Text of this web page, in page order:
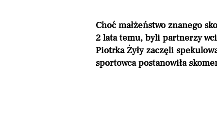
Choć małżeństwo znanego
2 lata temu, byli partnerzy
Piotrka Żyły zaczęli
sportowca postanowiła